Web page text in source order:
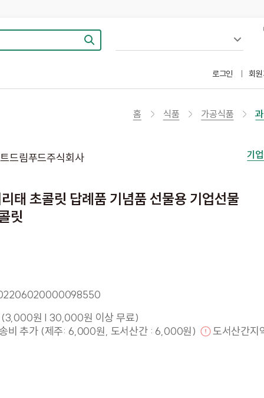
로그인 회
홈 식품 가공식품
드림푸드주식회사 기
태 초콜릿 답례품 기념품 선물용 기업선물
릿
원 | 30,000원 이상 무료)
비 추가 (제주: 6,000원, 도서산간 : 6,000원)
도서산간지